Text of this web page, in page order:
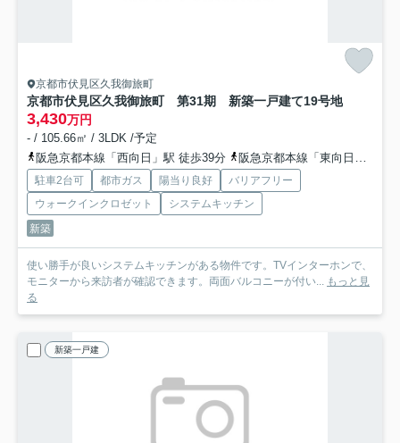
京都市伏見区久我御旅町
京都市伏見区久我御旅町 第31期 新築一戸建て19号地
3,430万円
- / 105.66㎡ / 3LDK /予定
阪急京都本線「西向日」駅 徒歩39分
阪急京都本線「東向日」駅 徒歩42分
駐車2台可 都市ガス 陽当り良好
バリアフリー
ウォークインクロゼット
システムキッチン
新築
使い勝手が良いシステムキッチンがある物件です。TVインターホンで、
モニターから来訪者が確認できます。両面バルコニーが付い... もっと見
る
新築一戸建